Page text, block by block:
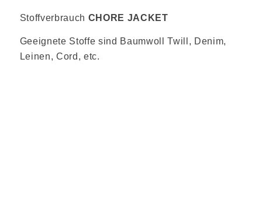
Stoffverbrauch CHORE JACKET
Geeignete Stoffe sind Baumwoll Twill, Denim,
Leinen, Cord, etc.